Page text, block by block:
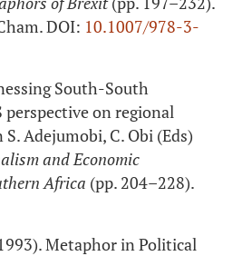
DOI: 10.1007/978-3-
South-South
perspective on regional
Adejumobi, C. Obi (Eds)
and Economic
Africa (pp. 204–228).
Metaphor in Political